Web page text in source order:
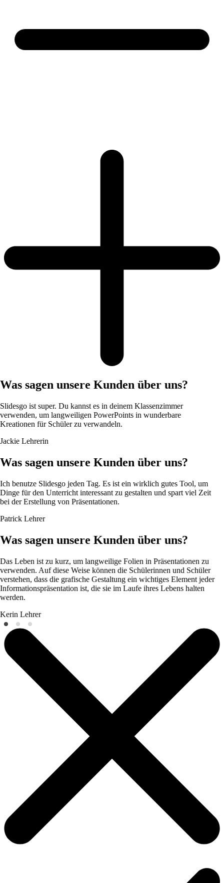
Was sagen unsere Kunden über uns?
Slidesgo ist super. Du kannst es in deinem Klassenzimmer
verwenden, um langweiligen PowerPoints in wunderbare
Kreationen für Schüler zu verwandeln.
Jackie Lehrerin
Was sagen unsere Kunden über uns?
Ich benutze Slidesgo jeden Tag. Es ist ein wirklich gutes Tool, um
Dinge für den Unterricht interessant zu gestalten und spart viel Zeit
bei der Erstellung von Präsentationen.
Patrick Lehrer
Was sagen unsere Kunden über uns?
Das Leben ist zu kurz, um langweilige Folien in Präsentationen zu
verwenden. Auf diese Weise können die Schülerinnen und Schüler
verstehen, dass die grafische Gestaltung ein wichtiges Element jeder
Informationspräsentation ist, die sie im Laufe ihres Lebens halten
werden.
Kerin Lehrer